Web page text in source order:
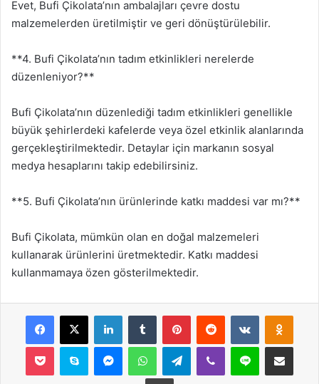
Evet, Bufi Çikolata’nın ambalajları çevre dostu
malzemelerden üretilmiştir ve geri dönüştürülebilir.
**4. Bufi Çikolata’nın tadım etkinlikleri nerelerde
düzenleniyor?**
Bufi Çikolata’nın düzenlediği tadım etkinlikleri genellikle
büyük şehirlerdeki kafelerde veya özel etkinlik alanlarında
gerçekleştirilmektedir. Detaylar için markanın sosyal
medya hesaplarını takip edebilirsiniz.
**5. Bufi Çikolata’nın ürünlerinde katkı maddesi var mı?**
Bufi Çikolata, mümkün olan en doğal malzemeleri
kullanarak ürünlerini üretmektedir. Katkı maddesi
kullanmamaya özen gösterilmektedir.
Facebook
X LinkedInTumblr PinterestReddit VKontakte
Pocket Skype MessengerWhatsAppTelegramViber Line E-Posta ile
Yazdır